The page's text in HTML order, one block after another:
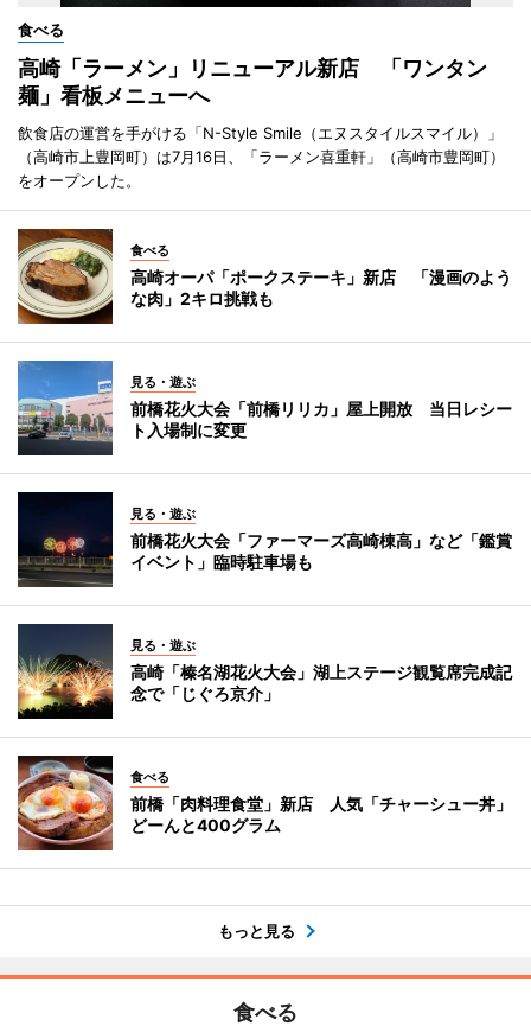
食べる
高崎「ラーメン」リニューアル新店 「ワンタン
麺」看板メニューへ
飲食店の運営を手がける「N-Style Smile（エヌスタイルスマイル）」
（高崎市上豊岡町）は7月16日、「ラーメン喜重軒」（高崎市豊岡町）
をオープンした。
食べる
高崎オーパ「ポークステーキ」新店 「漫画のよう
な肉」2キロ挑戦も
見る・遊ぶ
前橋花火大会「前橋リリカ」屋上開放 当日レシー
ト入場制に変更
見る・遊ぶ
前橋花火大会「ファーマーズ高崎棟高」など「鑑賞
イベント」臨時駐車場も
見る・遊ぶ
高崎「榛名湖花火大会」湖上ステージ観覧席完成記
念で「じぐろ京介」
食べる
前橋「肉料理食堂」新店 人気「チャーシュー丼」
どーんと400グラム
もっと見る
食べる